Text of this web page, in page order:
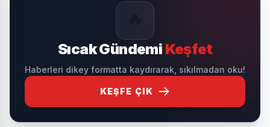
Sıcak Gündemi Keşfet
Haberleri dikey formatta kaydırarak, sıkılmadan oku!
KEŞFE ÇIK